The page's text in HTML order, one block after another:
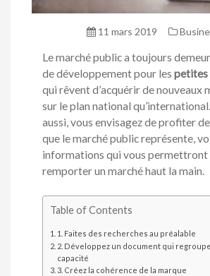
11 mars 2019
Le marché public a toujours
de développement pour les petites
qui rêvent d’acquérir de nouveaux
sur le plan national
aussi, vous envisagez de profiter de
que le marché public représente,
informations qui vous permettront
remporter un marché haut la main.
Table of Contents
1. Faites des recherches au préalable
2. Développez un document qui
capacité
3. Créez la cohérence de la marque